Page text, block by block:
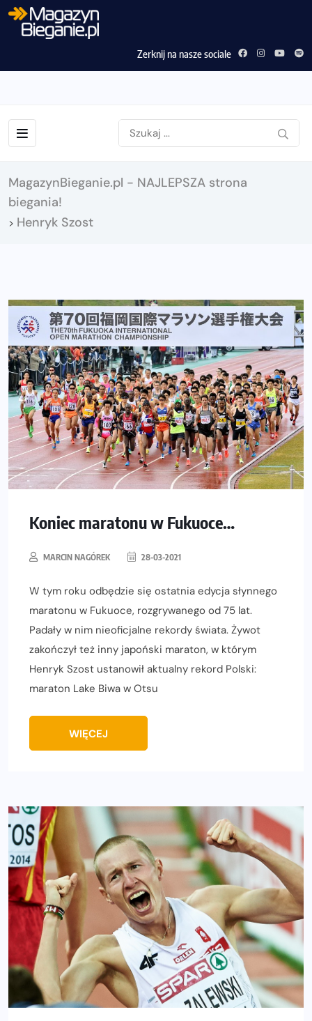
Zerknij na nasze sociale
MagazynBieganie.pl - NAJLEPSZA strona
biegania!
> Henryk Szost
Koniec maratonu w Fukuoce…
MARCIN NAGÓREK 28-03-2021
W tym roku odbędzie się ostatnia edycja słynnego
maratonu w Fukuoce, rozgrywanego od 75 lat.
Padały w nim nieoficjalne rekordy świata. Żywot
zakończył też inny japoński maraton, w którym
Henryk Szost ustanowił aktualny rekord Polski:
maraton Lake Biwa w Otsu
WIĘCEJ